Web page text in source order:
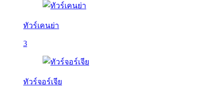
ทัวร์เคนย่า
3
ทัวร์จอร์เจีย